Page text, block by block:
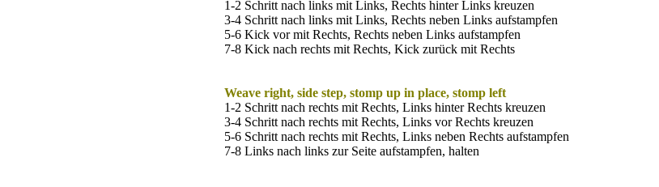
1-2 Schritt nach links mit Links, Rechts hinter Links kreuzen
3-4 Schritt nach links mit Links, Rechts neben Links aufstampfen
5-6 Kick vor mit Rechts, Rechts neben Links aufstampfen
7-8 Kick nach rechts mit Rechts, Kick zurück mit Rechts
Weave right, side step, stomp up in place, stomp left
1-2 Schritt nach rechts mit Rechts, Links hinter Rechts kreuzen
3-4 Schritt nach rechts mit Rechts, Links vor Rechts kreuzen
5-6 Schritt nach rechts mit Rechts, Links neben Rechts aufstampfen
7-8 Links nach links zur Seite aufstampfen, halten